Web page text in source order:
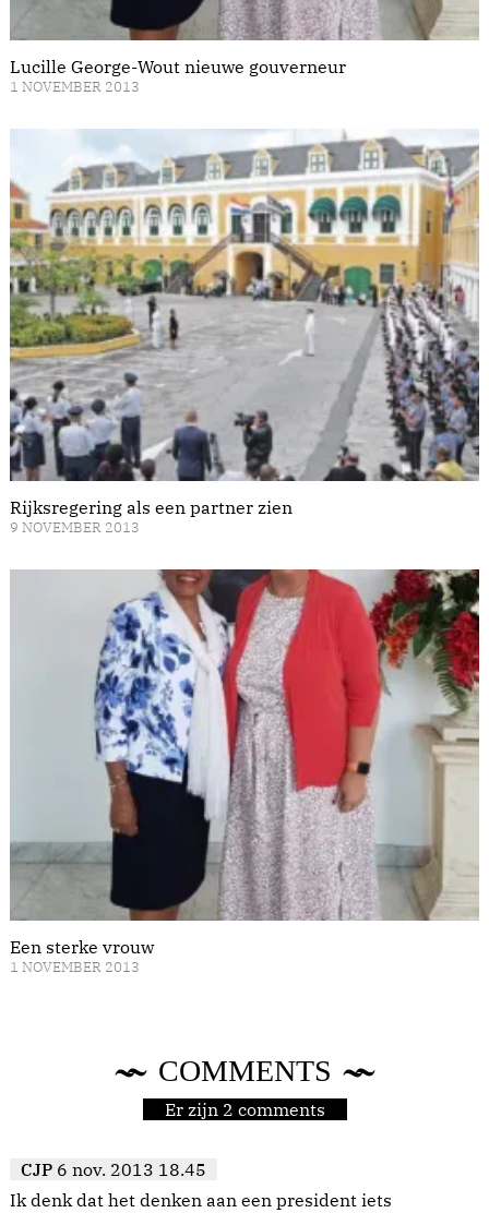
Lucille George-Wout nieuwe gouverneur
1 NOVEMBER 2013
Rijksregering als een partner zien
9 NOVEMBER 2013
Een sterke vrouw
1 NOVEMBER 2013
COMMENTS
Er zijn 2 comments
CJP 6 nov. 2013 18.45
Ik denk dat het denken aan een president iets